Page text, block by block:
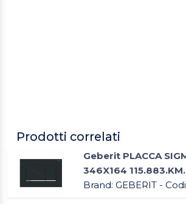
Prodotti correlati
Geberit PLACCA
346X164
Brand: GEBERIT -